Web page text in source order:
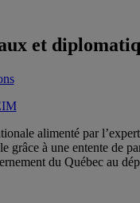
et
alimenté par
grâce à une entente de
du Québec au